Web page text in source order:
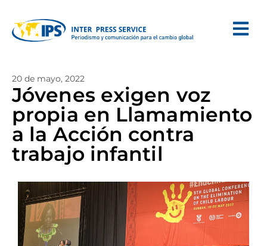
20 de mayo, 2022
Jóvenes exigen voz
propia en Llamamiento
a la Acción contra
trabajo infantil